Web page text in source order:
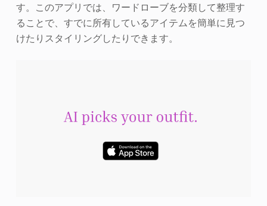
す。このアプリでは、ワードローブを分類して整理す
ることで、すでに所有しているアイテムを簡単に見つ
けたりスタイリングしたりできます。